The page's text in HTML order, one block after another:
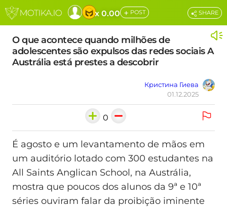
x 0.00 + POST
O que acontece quando milhões de
adolescentes são expulsos das redes sociais A
Austrália está prestes a descobrir
Кристина Гиева
01.12.2025
SHARE
0
É agosto e um levantamento de mãos em
um auditório lotado com 300 estudantes na
All Saints Anglican School, na Austrália,
mostra que poucos dos alunos da 9ª e 10ª
séries ouviram falar da proibição iminente